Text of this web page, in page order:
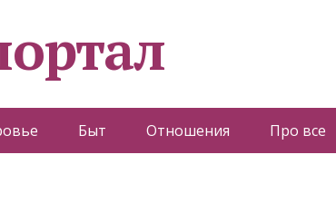
Быт Отношения Про все